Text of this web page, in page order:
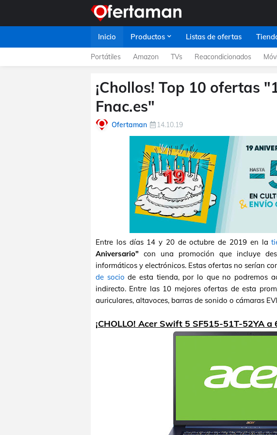
Inicio Productos Listas de ofertas
Portátiles Amazon TVs Reacondicionados
¡Chollos! Top 10 ofertas
Fnac.es"
Ofertaman 14.10.19
Entre los días 14 y 20 de octubre de 2019 en la
Aniversario" con una promoción que incluye
informáticos y electrónicos. Estas ofertas no serían
de socio de esta tienda, por lo que no podremos
indirecto. Entre las 10 mejores ofertas de esta
auriculares, altavoces, barras de sonido o cámaras
¡CHOLLO! Acer Swift 5 SF515-51T-52YA a